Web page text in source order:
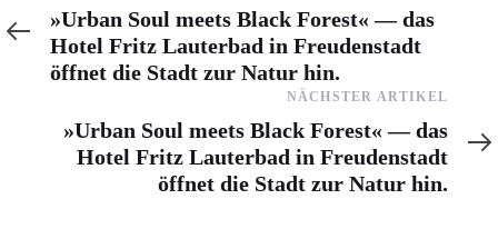
Artikel
»Urban Soul meets Black Forest« — das
Hotel Fritz Lauterbad in Freudenstadt
öffnet die Stadt zur Natur hin.
Artikel
NÄCHSTER ARTIKEL
»Urban Soul meets Black Forest« — das
Hotel Fritz Lauterbad in Freudenstadt
öffnet die Stadt zur Natur hin.